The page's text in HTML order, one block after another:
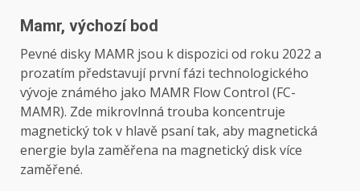
Mamr, výchozí bod
Pevné disky MAMR jsou k dispozici od roku 2022 a
prozatím představují první fázi technologického
vývoje známého jako MAMR Flow Control (FC-
MAMR). Zde mikrovlnná trouba koncentruje
magnetický tok v hlavě psaní tak, aby magnetická
energie byla zaměřena na magnetický disk více
zaměřené.